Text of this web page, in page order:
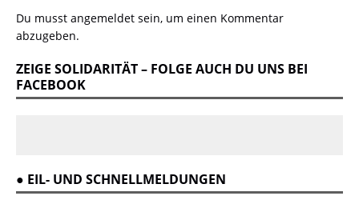
Du musst angemeldet sein, um einen Kommentar
abzugeben.
ZEIGE SOLIDARITÄT – FOLGE AUCH DU UNS BEI
FACEBOOK
● EIL- UND SCHNELLMELDUNGEN